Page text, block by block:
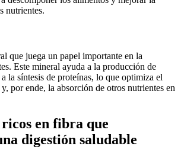
nutrientes.
que juega un papel importante en la
Este mineral ayuda a la producción de
la síntesis de proteínas, lo que optimiza el
por ende, la absorción de otros nutrientes en
en fibra que
digestión saludable